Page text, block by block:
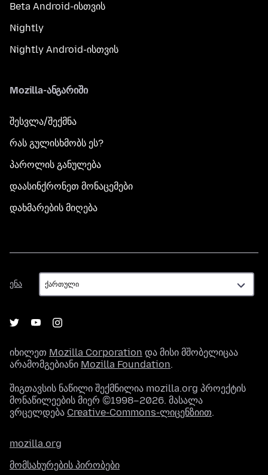
Beta Android-ისთვის
Nightly
Nightly Android-ისთვის
Mozilla-ანგარიში
შესვლა/შექმნა
რას გულისხმობს ეს?
პაროლის განულება
დაასინქრონეთ მონაცემები
დახმარების მიღება
ენა
ენა
იხილეთ Mozilla Corporation და მისი მშობელიცაა
არამომგებიანი Mozilla Foundation.
შიგთავსის ნაწილი შექმნილია mozilla.org პროექტის
მონაწილეების მიერ ©1998–2026. მასალა
ვრცელდება Creative-Commons-ლიცენზიით.
mozilla.org
მომსახურების პირობები